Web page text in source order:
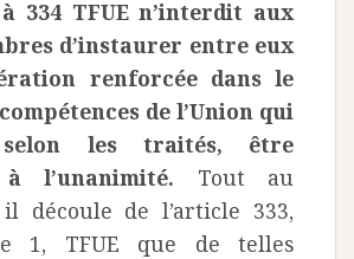
à 334 TFUE n’interdit aux
d’instaurer entre eux
renforcée dans le
de l’Union qui
selon les traités, être
l’unanimité. Tout au
découle de l’article 333,
1, TFUE que de telles